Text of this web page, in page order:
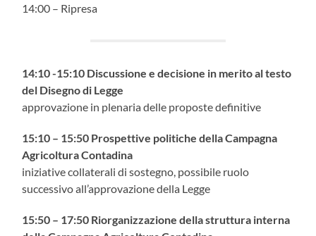
14:00 – Ripresa
14:10 -15:10 Discussione e decisione in merito al testo
del Disegno di Legge
approvazione in plenaria delle proposte definitive
15:10 – 15:50 Prospettive politiche della Campagna
Agricoltura Contadina
iniziative collaterali di sostegno, possibile ruolo
successivo all’approvazione della Legge
15:50 – 17:50 Riorganizzazione della struttura interna